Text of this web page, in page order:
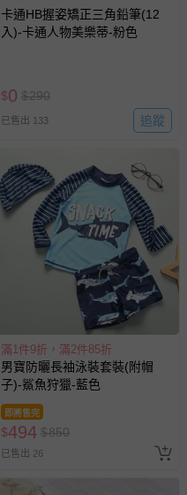
卡通HB握姿矯正三角鉛筆(12
入)-卡通人物美樂蒂-粉色
$0 $290
已售出 133 追蹤
滿1件9折，滿2件85折
男寶防曬長袖泳裝套裝(附帽
子)-鯊魚狩獵-藍色
即將售完
$494 $850
已售出 26